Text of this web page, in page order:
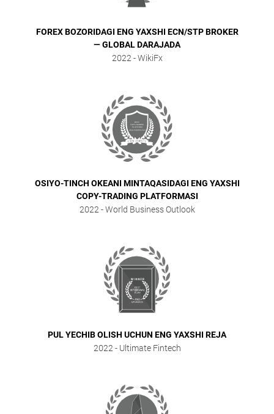
FOREX BOZORIDAGI ENG YAXSHI ECN/STP BROKER
— GLOBAL DARAJADA
2022 - WikiFx
OSIYO-TINCH OKEANI MINTAQASIDAGI ENG YAXSHI
COPY-TRADING PLATFORMASI
2022 - World Business Outlook
PUL YECHIB OLISH UCHUN ENG YAXSHI REJA
2022 - Ultimate Fintech